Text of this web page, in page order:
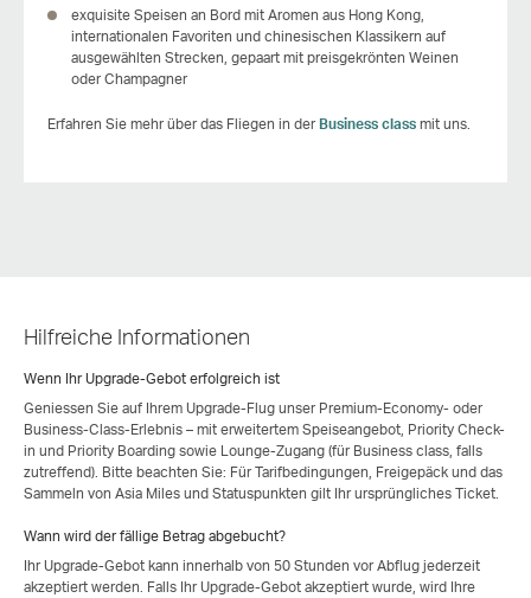
exquisite Speisen an Bord mit Aromen aus Hong Kong,
internationalen Favoriten und chinesischen Klassikern auf
ausgewählten Strecken, gepaart mit preisgekrönten Weinen
oder Champagner
Erfahren Sie mehr über das Fliegen in der Business class mit uns.
Hilfreiche Informationen
Wenn Ihr Upgrade-Gebot erfolgreich ist
Geniessen Sie auf Ihrem Upgrade-Flug unser Premium-Economy- oder
Business-Class-Erlebnis – mit erweitertem Speiseangebot, Priority Check-
in und Priority Boarding sowie Lounge-Zugang (für Business class, falls
zutreffend). Bitte beachten Sie: Für Tarifbedingungen, Freigepäck und das
Sammeln von Asia Miles und Statuspunkten gilt Ihr ursprüngliches Ticket.
Wann wird der fällige Betrag abgebucht?
Ihr Upgrade-Gebot kann innerhalb von 50 Stunden vor Abflug jederzeit
akzeptiert werden. Falls Ihr Upgrade-Gebot akzeptiert wurde, wird Ihre